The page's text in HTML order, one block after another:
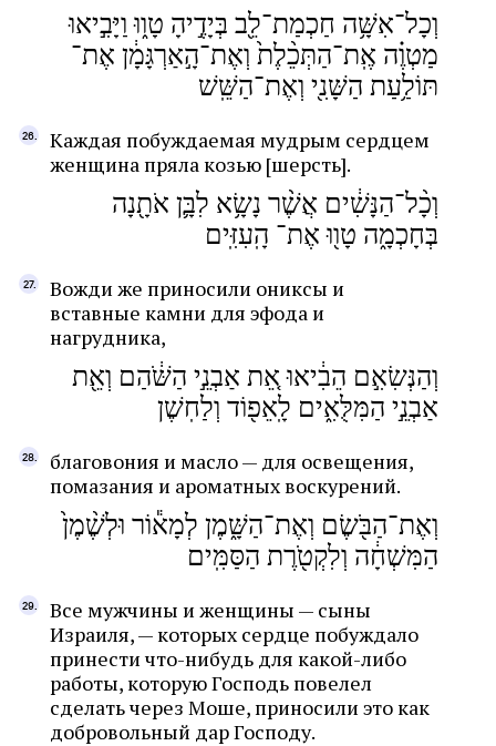
וְכָל־אִשָּׁ֥ה חַכְמַת־לֵ֖ב בְּיָדֶ֣יהָ טָו֑וּ וַיָּבִ֣יאוּ
מַטְוֶ֗ה אֶֽת־הַתְּכֵ֨לֶת֙ וְאֶת־הָ֣אַרְגָּמָ֔ן אֶת־
תּוֹלַ֥עַת הַשָּׁנִ֖י וְאֶת־הַשֵּֽׁשׁ
Каждая побуждаемая мудрым сердцем
женщина пряла козью [шерсть].
וְכָ֨ל־הַנָּשִׁ֔ים אֲשֶׁ֨ר נָשָׂ֥א לִבָּ֛ן אֹתָ֖נָה
בְּחָכְמָ֑ה טָו֖וּ אֶת־ הָֽעִזִּֽים
Вожди же приносили ониксы и
вставные камни для эфода и
нагрудника,
וְהַנְּשִׂאִ֣ם הֵבִ֔יאוּ אֵ֚ת אַבְנֵ֣י הַשֹּׁ֔הַם וְאֵ֖ת
אַבְנֵ֣י הַמִּלֻּאִ֑ים לָֽאֵפ֖וֹד וְלַחֽשֶׁן
благовония и масло — для освещения,
помазания и ароматных воскурений.
וְאֶת־הַבֹּ֖שֶׂם וְאֶת־הַשָּׁ֑מֶן לְמָא֕וֹר וּלְשֶׁ֨מֶן֙
הַמִּשְׁחָ֔ה וְלִקְטֹ֖רֶת הַסַּמִּֽים
Все мужчины и женщины — сыны
Израиля, — которых сердце побуждало
принести что-нибудь для какой-либо
работы, которую Господь повелел
сделать через Моше, приносили это как
добровольный дар Господу.